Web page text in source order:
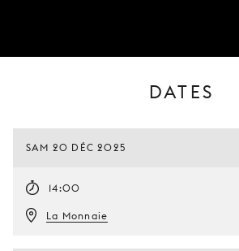
DATES
SAM 20 DÉC 2025
14:00
La Monnaie